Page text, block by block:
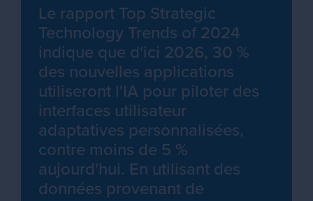
Le rapport Top Strategic
Technology Trends of 2024
indique que d'ici 2026, 30 %
des nouvelles applications
utiliseront l'IA pour piloter des
interfaces utilisateur
adaptatives personnalisées,
contre moins de 5 %
aujourd'hui. En utilisant des
données provenant de